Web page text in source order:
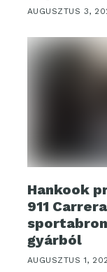
AUGUSZTUS 3,
Hankook
911
gyárból
AUGUSZTUS 1,